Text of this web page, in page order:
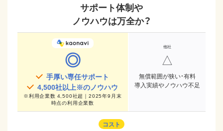
サポート体制や
ノウハウは万全か？
◎
手厚い専任サポート
4,500社以上※のノウハウ
※利用企業数 4,500社超｜2025年9月末
時点の利用企業数
△
無償範囲が狭い・有料
導入実績やノウハウ不足
コスト